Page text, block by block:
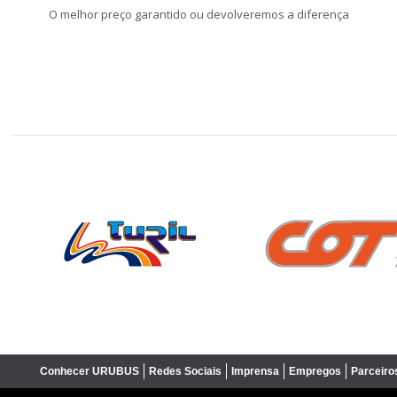
O melhor preço garantido ou devolveremos a diferença
Conhecer URUBUS Redes Sociais Imprensa Empregos